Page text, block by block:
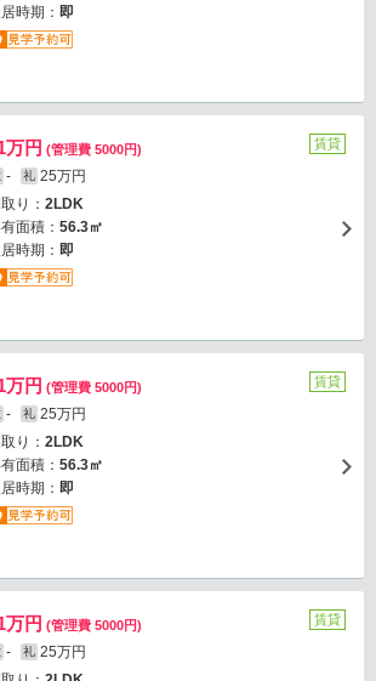
時期： 即
万円 (管理費 5000円)
- 礼 25万円
り： 2LDK
面積： 56.3㎡
時期： 即
賃貸
万円 (管理費 5000円)
- 礼 25万円
り： 2LDK
面積： 56.3㎡
時期： 即
賃貸
万円 (管理費 5000円)
- 礼 25万円
賃貸